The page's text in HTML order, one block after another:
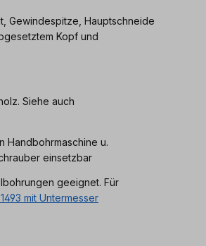
Gewindespitze, Hauptschneide
Kopf und
Siehe auch
Handbohrmaschine u.
einsetzbar
geeignet. Für
mit Untermesser